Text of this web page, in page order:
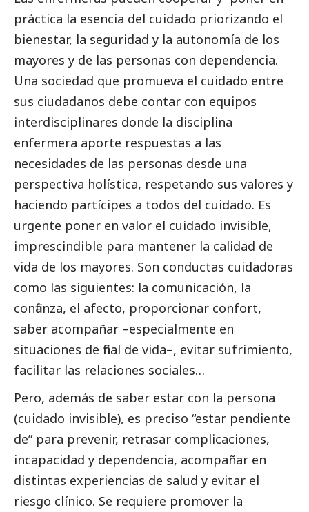
práctica la esencia del cuidado priorizando el
bienestar, la seguridad y la autonomía de los
mayores y de las personas con dependencia.
Una sociedad que promueva el cuidado entre
sus ciudadanos debe contar con equipos
interdisciplinares donde la disciplina
enfermera aporte respuestas a las
necesidades de las personas desde una
perspectiva holística, respetando sus valores y
haciendo partícipes a todos del cuidado. Es
urgente poner en valor el cuidado invisible,
imprescindible para mantener la calidad de
vida de los mayores. Son conductas cuidadoras
como las siguientes: la comunicación, la
confianza, el afecto, proporcionar confort,
saber acompañar –especialmente en
situaciones de final de vida–, evitar sufrimiento,
facilitar las relaciones sociales…
Pero, además de saber estar con la persona
(cuidado invisible), es preciso “estar pendiente
de” para prevenir, retrasar complicaciones,
incapacidad y dependencia, acompañar en
distintas experiencias de salud y evitar el
riesgo clínico. Se requiere promover la